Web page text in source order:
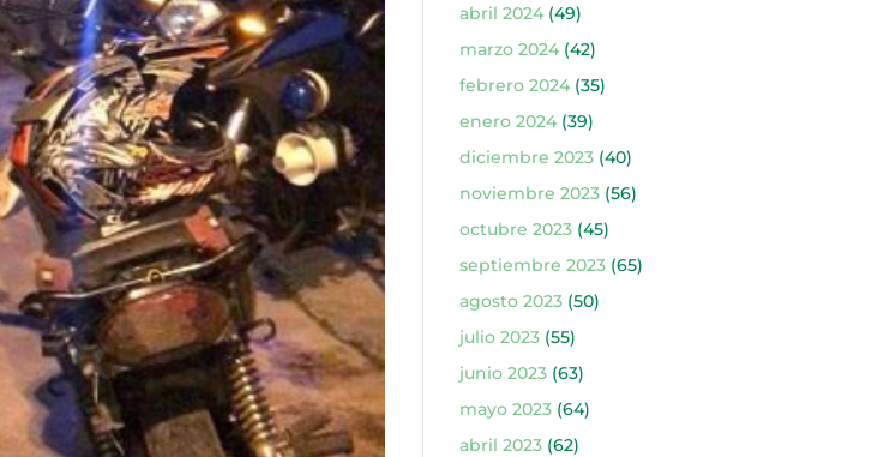
abril 2024(49)
marzo 2024(42)
febrero 2024(35)
enero 2024(39)
diciembre 2023(40)
noviembre 2023(56)
octubre 2023(45)
septiembre 2023(65)
agosto 2023(50)
julio 2023(55)
junio 2023(63)
mayo 2023(64)
abril 2023(62)